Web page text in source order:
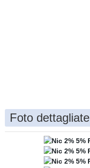
Foto dettagliate